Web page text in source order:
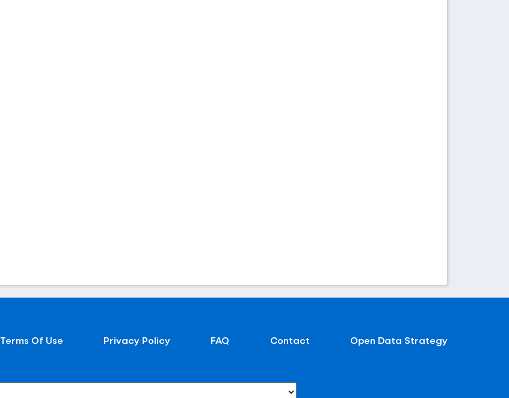
Terms Of Use Privacy Policy FAQ Contact Open Data Strategy